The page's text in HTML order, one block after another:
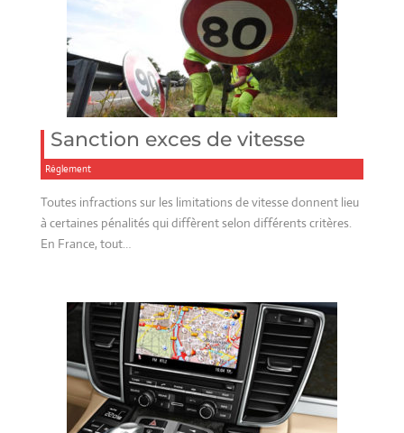
Sanction exces de vitesse
Réglement
Toutes infractions sur les limitations de vitesse donnent lieu
à certaines pénalités qui diffèrent selon différents critères.
En France, tout…